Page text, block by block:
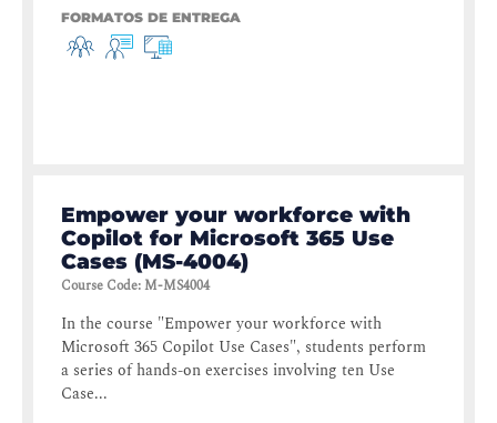
FORMATOS DE ENTREGA
Empower your workforce with
Copilot for Microsoft 365 Use
Cases (MS-4004)
Course Code:M-MS4004
In the course "Empower your workforce with
Microsoft 365 Copilot Use Cases", students perform
a series of hands-on exercises involving ten Use
Case...